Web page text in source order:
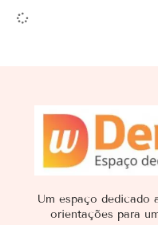
Um espaço dedicado
orientações para